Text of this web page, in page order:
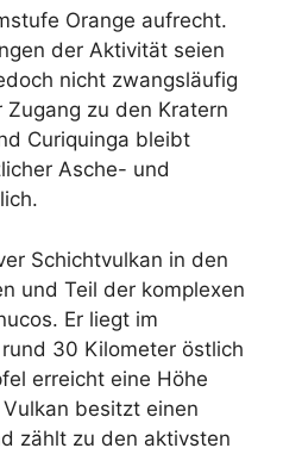
Orange aufrecht.
der Aktivität seien
nicht zwangsläufig
Zugang zu den Kratern
Curiquinga bleibt
Asche- und
Schichtvulkan in den
und Teil der komplexen
Er liegt im
30 Kilometer östlich
erreicht eine Höhe
besitzt einen
zählt zu den aktivsten